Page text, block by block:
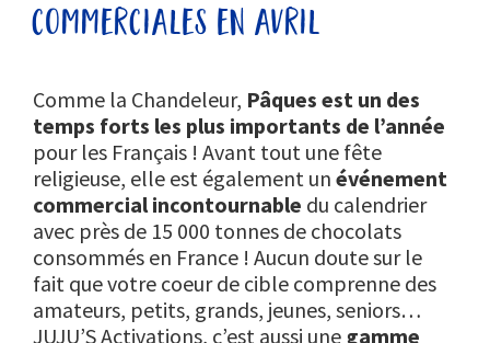
commerciales en avril
Comme la Chandeleur, Pâques est un des
temps forts les plus importants de l’année
pour les Français ! Avant tout une fête
religieuse, elle est également un événement
commercial incontournable du calendrier
avec près de 15 000 tonnes de chocolats
consommés en France ! Aucun doute sur le
fait que votre coeur de cible comprenne des
amateurs, petits, grands, jeunes, seniors…
JUJU’S Activations, c’est aussi une gamme